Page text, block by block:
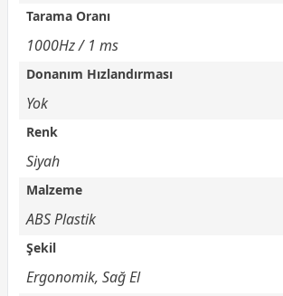
Tarama Oranı
1000Hz / 1 ms
Donanım Hızlandırması
Yok
Renk
Siyah
Malzeme
ABS Plastik
Şekil
Ergonomik, Sağ El